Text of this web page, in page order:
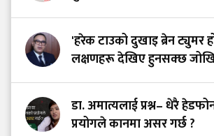
'हरेक टाउको दुखाइ ब्रेन ट्युमर
लक्षणहरू देखिए हुनसक्छ
डा. अमात्यलाई प्रश्न– धेरै
प्रयोगले कानमा असर गर्छ ?